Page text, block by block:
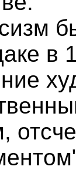
в